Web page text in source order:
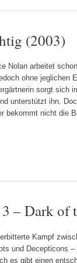
(2003)
Nolan arbeitet
ohne jeglichen
sorgt sich
unterstützt ihn.
bekommt nicht die
– Dark of
Kampf
und Decepticons
es gibt einen